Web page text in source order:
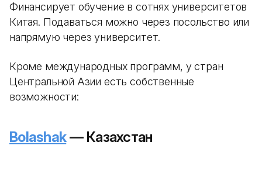
Финансирует обучение в сотнях университетов
Китая. Подаваться можно через посольство или
напрямую через университет.
Кроме международных программ, у стран
Центральной Азии есть собственные
возможности:
Bolashak— Казахстан